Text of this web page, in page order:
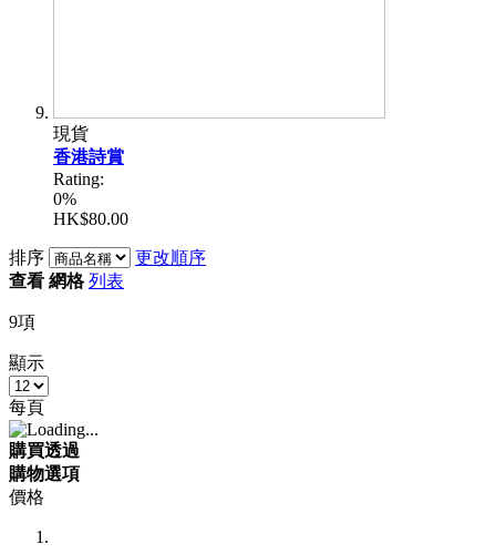
現貨
香港詩賞
Rating:
0%
HK$80.00
排序
更改順序
查看 網格 列表
9項
顯示
每頁
購買透過
購物選項
價格